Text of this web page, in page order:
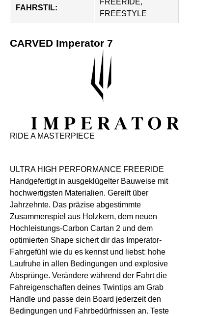
FAHRSTIL:
FREESTYLE
CARVED Imperator 7
RIDE A MASTERPIECE
ULTRA HIGH PERFORMANCE FREERIDE
Handgefertigt in ausgeklügelter Bauweise mit
hochwertigsten Materialien. Gereift über
Jahrzehnte. Das präzise abgestimmte
Zusammenspiel aus Holzkern, dem neuen
Hochleistungs-Carbon Cartan 2 und dem
optimierten Shape sichert dir das Imperator-
Fahrgefühl wie du es kennst und liebst: hohe
Laufruhe in allen Bedingungen und explosive
Absprünge. Verändere während der Fahrt die
Fahreigenschaften deines Twintips am Grab
Handle und passe dein Board jederzeit den
Bedingungen und Fahrbedürfnissen an. Teste